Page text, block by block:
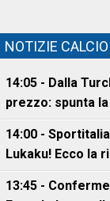
NOTIZIE
14:05 - Dalla
prezzo: spunta
14:00 -
Lukaku! Ecco la
13:45 -